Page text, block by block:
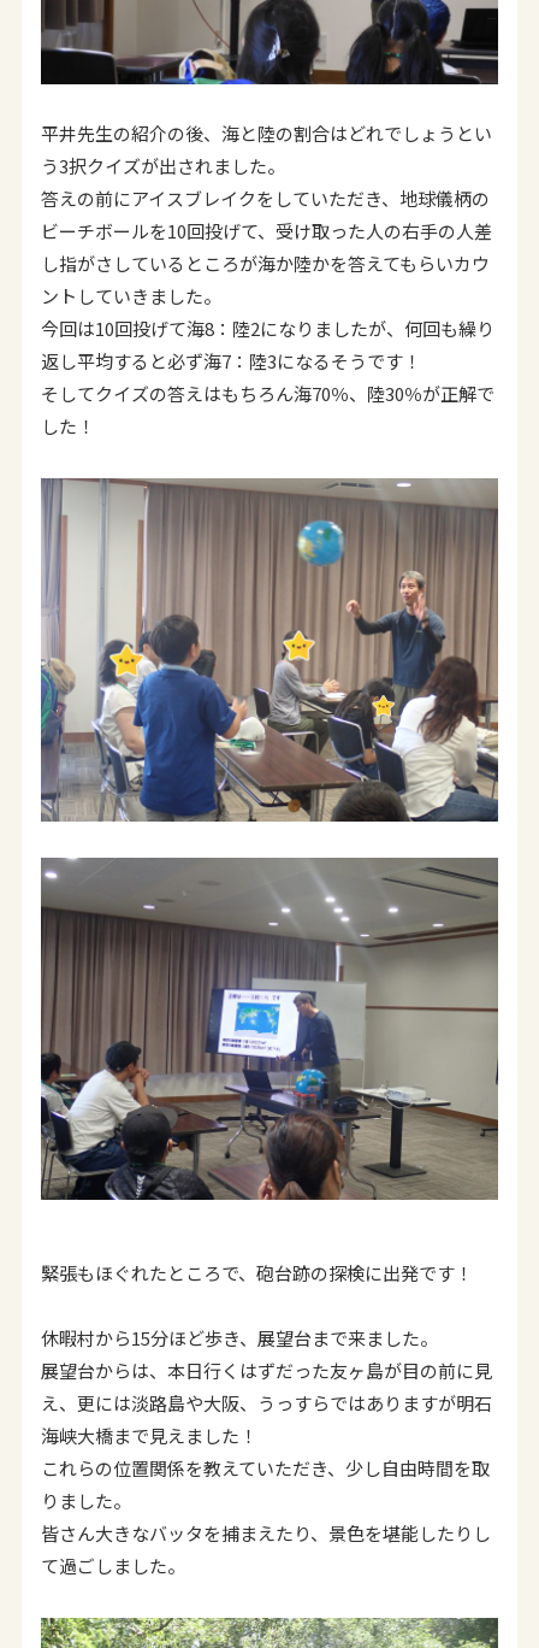
平井先生の紹介の後、海と陸の割合はどれでしょうとい
う3択クイズが出されました。
答えの前にアイスブレイクをしていただき、地球儀柄の
ビーチボールを10回投げて、受け取った人の右手の人差
し指がさしているところが海か陸かを答えてもらいカウ
ントしていきました。
今回は10回投げて海8：陸2になりましたが、何回も繰り
返し平均すると必ず海7：陸3になるそうです！
そしてクイズの答えはもちろん海70％、陸30％が正解で
した！
緊張もほぐれたところで、砲台跡の探検に出発です！
休暇村から15分ほど歩き、展望台まで来ました。
展望台からは、本日行くはずだった友ヶ島が目の前に見
え、更には淡路島や大阪、うっすらではありますが明石
海峡大橋まで見えました！
これらの位置関係を教えていただき、少し自由時間を取
りました。
皆さん大きなバッタを捕まえたり、景色を堪能したりし
て過ごしました。